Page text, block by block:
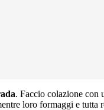
. Faccio colazione con
loro formaggi e tutta